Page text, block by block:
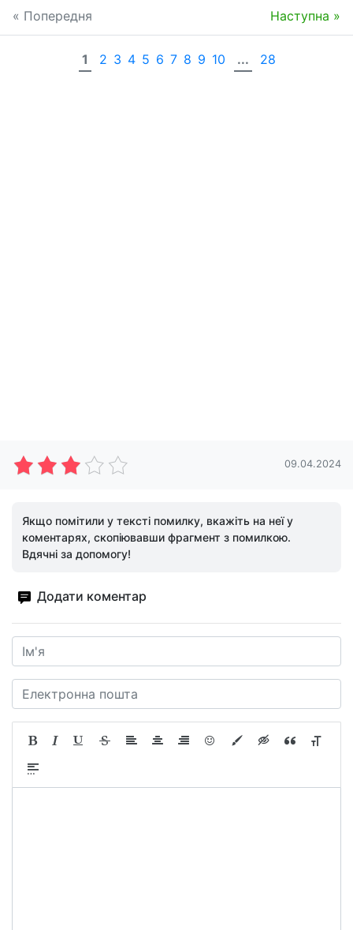
« Попередня Наступна »
1 2 3 4 5 6 7 8 9 10 ... 28
09.04.2024
Якщо помітили у тексті помилку, вкажіть на неї у
коментарях, скопіювавши фрагмент з помилкою.
Вдячні за допомогу!
Додати коментар